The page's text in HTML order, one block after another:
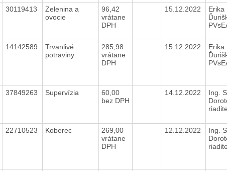
30119413
Zelenina a
ovocie
96,42
vrátane
DPH
15.12.2022
Erika
14142589
Trvanlivé
potraviny
285,98
vrátane
DPH
15.12.2022
Erika
37849263 Supervízia
60,00
bez DPH
14.12.2022
Ing.
22710523 Koberec
269,00
vrátane
DPH
12.12.2022
Ing.